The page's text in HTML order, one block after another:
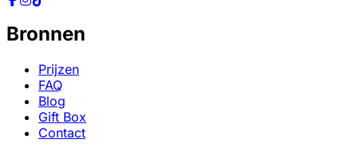
Bronnen
Prijzen
FAQ
Blog
Gift Box
Contact